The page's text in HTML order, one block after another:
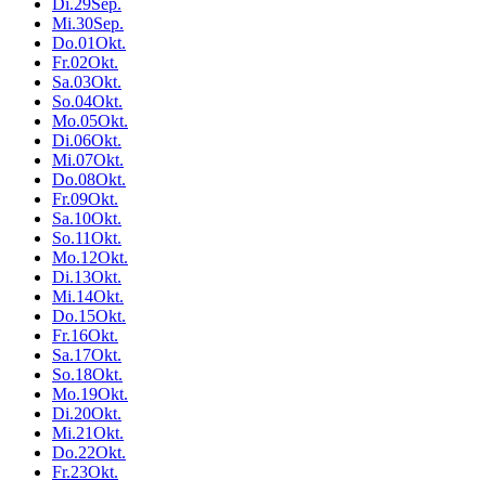
Di.29Sep.
Mi.30Sep.
Do.01Okt.
Fr.02Okt.
Sa.03Okt.
So.04Okt.
Mo.05Okt.
Di.06Okt.
Mi.07Okt.
Do.08Okt.
Fr.09Okt.
Sa.10Okt.
So.11Okt.
Mo.12Okt.
Di.13Okt.
Mi.14Okt.
Do.15Okt.
Fr.16Okt.
Sa.17Okt.
So.18Okt.
Mo.19Okt.
Di.20Okt.
Mi.21Okt.
Do.22Okt.
Fr.23Okt.